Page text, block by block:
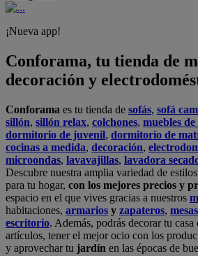
¡Nueva app!
Conforama, tu tienda de
decoración y
Conforama es tu tienda de sofás, sofá
sillón, sillón relax, colchones, muebles de
dormitorio de juvenil, dormitorio de
cocinas a medida, decoración,
microondas, lavavajillas, lavadora
Descubre nuestra amplia variedad de
para tu hogar, con los mejores precios y
espacio en el que vives gracias a nuestros
habitaciones, armarios y zapateros,
escritorio. Además, podrás decorar tu
artículos, tener el mejor ocio con los
y aprovechar tu jardín en las épocas de